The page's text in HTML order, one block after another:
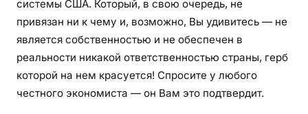
системы США. Который, в свою очередь, не
привязан ни к чему и, возможно, Вы удивитесь — не
является собственностью и не обеспечен в
реальности никакой ответственностью страны, герб
которой на нем красуется! Спросите у любого
честного экономиста — он Вам это подтвердит.